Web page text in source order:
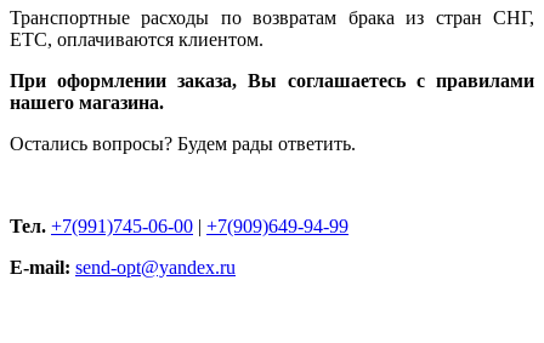
Транспортные расходы по возвратам брака из стран СНГ,
ЕТС, оплачиваются клиентом.
При оформлении заказа, Вы соглашаетесь с правилами
нашего магазина.
Остались вопросы? Будем рады ответить.
Тел. +7(991)745-06-00 | +7(909)649-94-99
E-mail: send-opt@yandex.ru